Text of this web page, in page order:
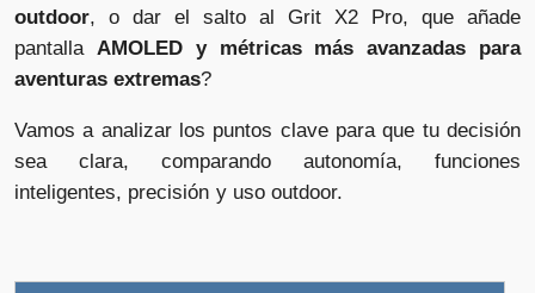
outdoor, o dar el salto al Grit X2 Pro, que añade
pantalla AMOLED y métricas más avanzadas para
aventuras extremas?
Vamos a analizar los puntos clave para que tu decisión
sea clara, comparando autonomía, funciones
inteligentes, precisión y uso outdoor.